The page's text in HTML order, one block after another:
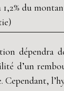
1,2% du
dépendra
d’un
Cependant,